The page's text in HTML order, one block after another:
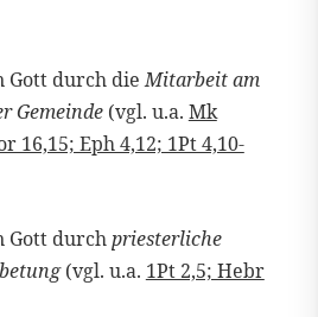
Gott durch dieMitarbeit am
Gemeinde (vgl. u.a. Mk
16,15; Eph 4,12; 1Pt 4,10-
Gott durchpriesterliche
(vgl. u.a. 1Pt 2,5; Hebr